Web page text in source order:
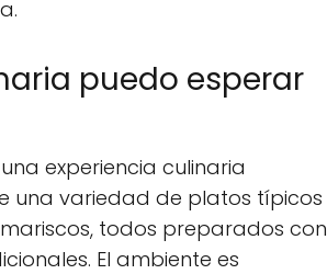
puedo esperar
experiencia culinaria
una variedad de platos típicos
todos preparados con
El ambiente es